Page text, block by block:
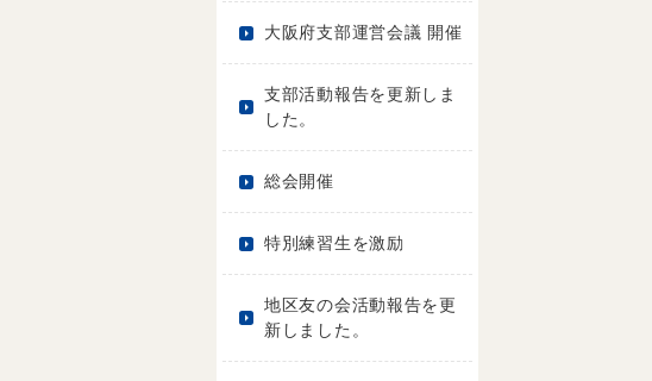
大阪府支部運営会議 開催
支部活動報告を更新しま
した。
総会開催
特別練習生を激励
地区友の会活動報告を更
新しました。